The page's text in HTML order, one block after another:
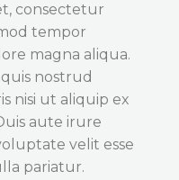
consectetur
tempor
magna aliqua.
nostrud
nisi ut aliquip ex
aute irure
velit esse
pariatur.